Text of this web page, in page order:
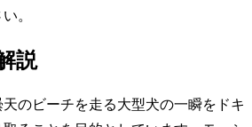
。
説
のビーチを走る大型犬の一瞬をドキ